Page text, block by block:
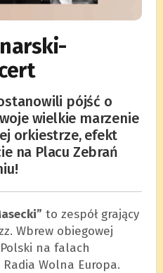
pójść o
wielkie marzenie
orkiestrze, efekt
na Placu Zebrań
to zespół grający
Wbrew obiegowej
na falach
Wolna Europa.